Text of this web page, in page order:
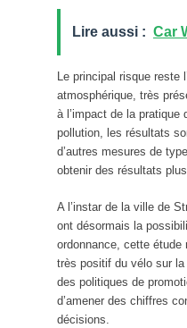
Lire aussi : Car
Le principal risque reste
atmosphérique, très
à l’impact de la
pollution, les résultats
d’autres mesures de
obtenir des résultats
A l’instar de la ville de
ont désormais la
ordonnance, cette étude
très positif du vélo sur
des politiques de
d’amener des chiffres
décisions.